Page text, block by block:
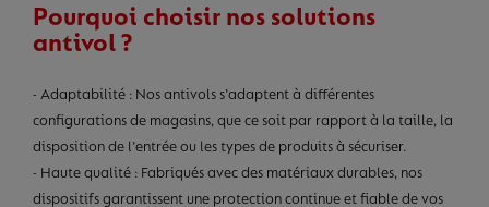
Pourquoi choisir nos solutions
antivol ?
- Adaptabilité : Nos antivols s’adaptent à différentes
configurations de magasins, que ce soit par rapport à la taille, la
disposition de l’entrée ou les types de produits à sécuriser.
- Haute qualité : Fabriqués avec des matériaux durables, nos
dispositifs garantissent une protection continue et fiable de vos